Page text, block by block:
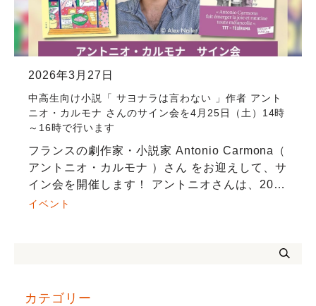
2026年3月27日
中高生向け小説「 サヨナラは言わない 」作者 アント
ニオ・カルモナ さんのサイン会を4月25日（土）14時
～16時で行います
フランスの劇作家・小説家 Antonio Carmona（
アントニオ・カルモナ ）さん をお迎えして、サ
イン会を開催します！ アントニオさんは、2022
年に京都で執筆をはじめた第一長編小説『On
イベント
カテゴリー